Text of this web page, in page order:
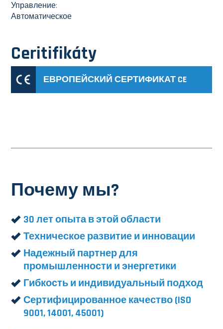
Управление:
Автоматическое
Ceritifikáty
ЕВРОПЕЙСКИЙ СЕРТИФИКАТ CE
Почему мы?
30 лет опыта в этой области
Техническое развитие и инновации
Надежный партнер для
промышленности и энергетики
Гибкость и индивидуальный подход
Сертифицированное качество (ISO
9001, 14001, 45001)